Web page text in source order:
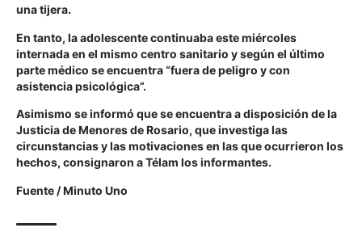
una tijera.
En tanto, la adolescente continuaba este miércoles
internada en el mismo centro sanitario y según el último
parte médico se encuentra “fuera de peligro y con
asistencia psicológica”.
Asimismo se informó que se encuentra a disposición de la
Justicia de Menores de Rosario, que investiga las
circunstancias y las motivaciones en las que ocurrieron los
hechos, consignaron a Télam los informantes.
Fuente /Minuto Uno